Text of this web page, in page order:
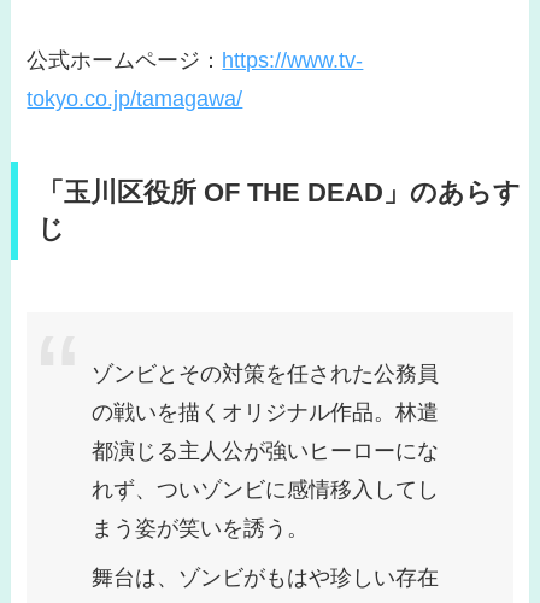
公式ホームページ： https://www.tv-
tokyo.co.jp/tamagawa/
「玉川区役所 OF THE DEAD」のあらす
じ
ゾンビとその対策を任された公務員
の戦いを描くオリジナル作品。林遣
都演じる主人公が強いヒーローにな
れず、ついゾンビに感情移入してし
まう姿が笑いを誘う。
舞台は、ゾンビがもはや珍しい存在